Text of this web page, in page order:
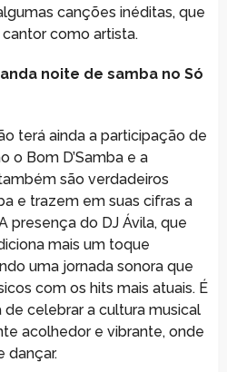
canções inéditas, que
como artista.
noite de samba no Só
terá ainda a participação de
o Bom D’Samba e a
são verdadeiros
e trazem em suas cifras a
presença do DJ Ávila, que
mais um toque
uma jornada sonora que
com os hits mais atuais. É
celebrar a cultura musical
acolhedor e vibrante, onde
dançar.